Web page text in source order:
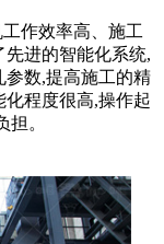
作效率高、施工
先进的智能化系统,
数,提高施工的精
程度很高,操作起
。